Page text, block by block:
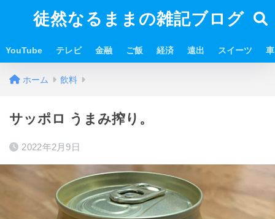
徒然なるままの雑記ブログ
YouTube テレビ 金融 ご飯 経済 遠出 スイーツ 車
ホーム 飲料
サッポロ うまみ搾り。
2022年2月9日